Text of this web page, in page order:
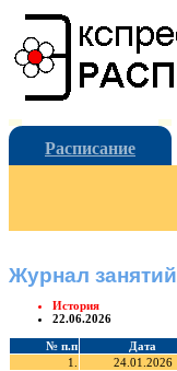
Расписание
Журнал занятий
История
22.06.2026
№ п.п Дата
1.
24.01.2026